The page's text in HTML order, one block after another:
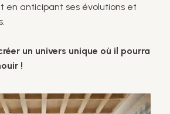
en anticipant ses évolutions et
un univers unique où il pourra
!